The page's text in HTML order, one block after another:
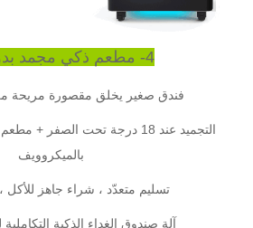
4- مطعم ذكي مجمد بدون طيار
فندق صغير يخلق مقصورة مريحة
التجميد عند 18 درجة تحت الصفر
بالميكروويف
تسليم متعدّد ، شراء جاهز للأكل
آلة صندوق الغداء الذكية التكاملية